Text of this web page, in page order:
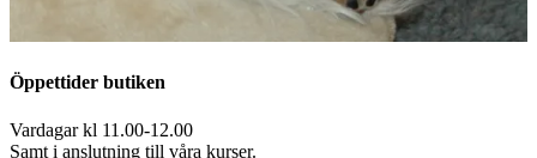
Öppettider butiken
Vardagar kl 11.00-12.00
Samt i anslutning till våra kurser.